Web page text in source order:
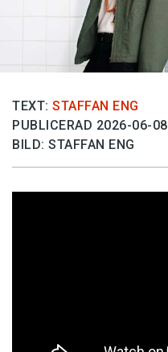
TEXT: STAFFAN ENG
PUBLICERAD 2026-06-08
BILD: STAFFAN ENG